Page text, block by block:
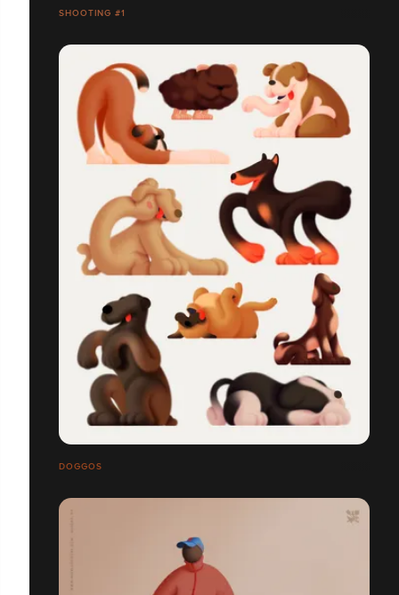
SHOOTING #1
DOGGOS